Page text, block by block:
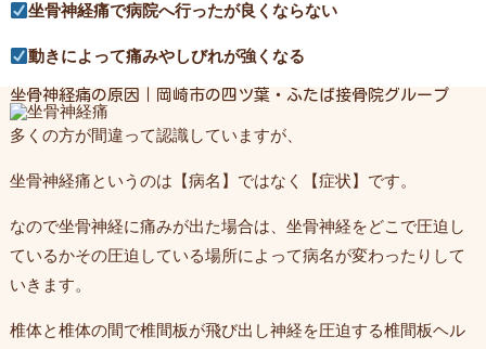
坐骨神経痛で病院へ行ったが良くならない
動きによって痛みやしびれが強くなる
坐骨神経痛の原因｜岡崎市の四ツ葉・ふたば接骨院グループ
多くの方が間違って認識していますが、
坐骨神経痛というのは【病名】ではなく【症状】です。
なので坐骨神経に痛みが出た場合は、坐骨神経をどこで圧迫し
ているかその圧迫している場所によって病名が変わったりして
いきます。
椎体と椎体の間で椎間板が飛び出し神経を圧迫する椎間板ヘル